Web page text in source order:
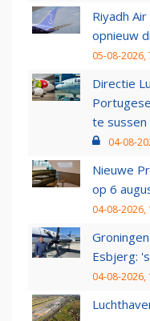
Riyadh
opnieuw
05-08-2026,
Directie
te sussen
04-08-
Nieuwe
op 6
04-08-2026,
Esbjerg:
04-08-2026,